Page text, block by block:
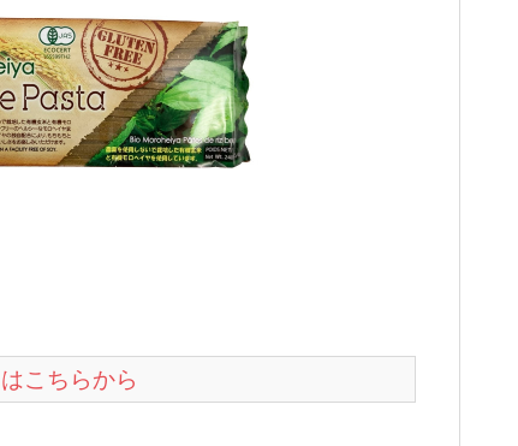
こちらから